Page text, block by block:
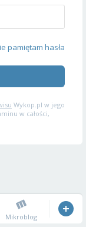
pamiętam hasła
Wykop.pl w jego
w całości,
Mikroblog